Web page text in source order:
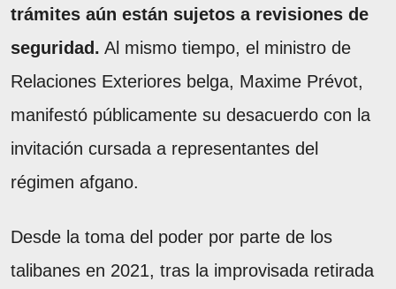
trámites aún están sujetos a revisiones de
seguridad. Al mismo tiempo, el ministro de
Relaciones Exteriores belga, Maxime Prévot,
manifestó públicamente su desacuerdo con la
invitación cursada a representantes del
régimen afgano.
Desde la toma del poder por parte de los
talibanes en 2021, tras la improvisada retirada